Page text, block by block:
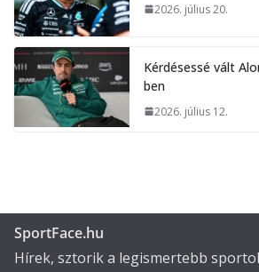
2026. július 20.
Kérdésessé vált
ben
2026. július 12.
SportFace.hu
Hírek, sztorik a legismertebb